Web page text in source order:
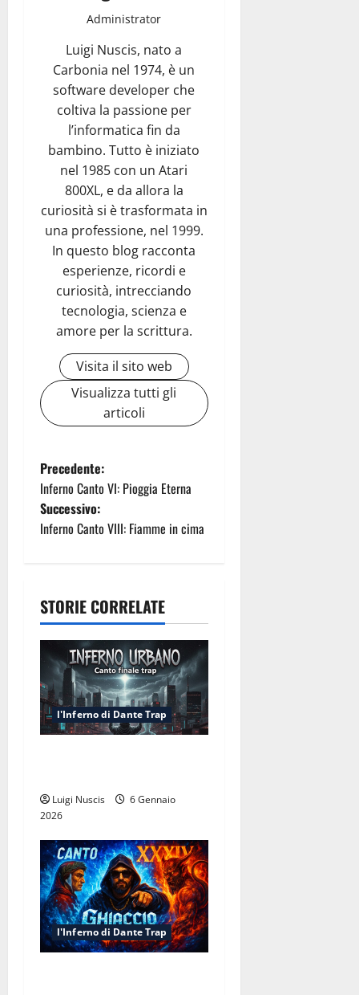
Administrator
Luigi Nuscis, nato a
Carbonia nel 1974, è un
software developer che
coltiva la passione per
l’informatica fin da
bambino. Tutto è iniziato
nel 1985 con un Atari
800XL, e da allora la
curiosità si è trasformata in
una professione, nel 1999.
In questo blog racconta
esperienze, ricordi e
curiosità, intrecciando
tecnologia, scienza e
amore per la scrittura.
Visita il sito web
Visualizza tutti gli
articoli
N
a
v
g
a
z
i
o
e
a
r
t
i
Precedente:
Inferno Canto VI: Pioggia Eterna
Successivo:
Inferno Canto VIII: Fiamme in cima
STORIE CORRELATE
l'Inferno di Dante Trap
Luigi Nuscis
6 Gennaio
2026
l'Inferno di Dante Trap